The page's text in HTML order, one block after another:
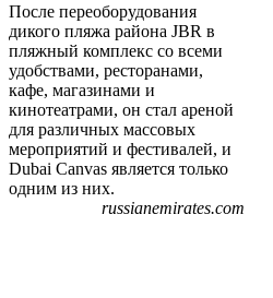
После переоборудования
дикого пляжа района JBR в
пляжный комплекс со всеми
удобствами, ресторанами,
кафе, магазинами и
кинотеатрами, он стал ареной
для различных массовых
мероприятий и фестивалей, и
Dubai Canvas является только
одним из них.
russianemirates.com